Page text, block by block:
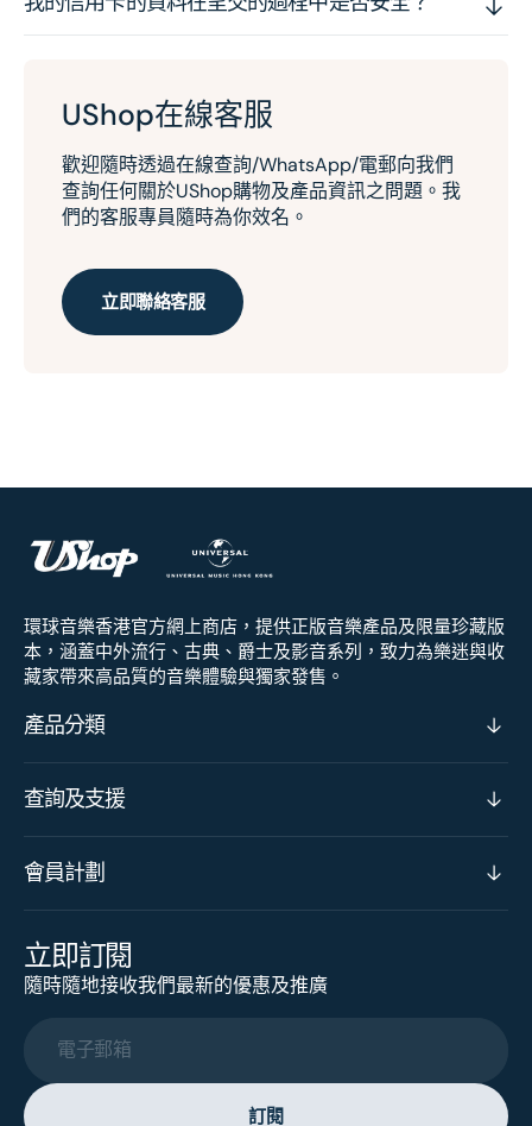
UShop在線客服
歡迎隨時透過在線查詢/WhatsApp/電郵向我們
查詢任何關於UShop購物及產品資訊之問題。我
們的客服專員隨時為你效名。
立即聯絡客服
環球音樂香港官方網上商店，提供正版音樂產品及限量珍藏版
本，涵蓋中外流行、古典、爵士及影音系列，致力為樂迷與收
藏家帶來高品質的音樂體驗與獨家發售。
產品分類
查詢及支援
會員計劃
立即訂閱
隨時隨地接收我們最新的優惠及推廣
電子郵箱
訂閱